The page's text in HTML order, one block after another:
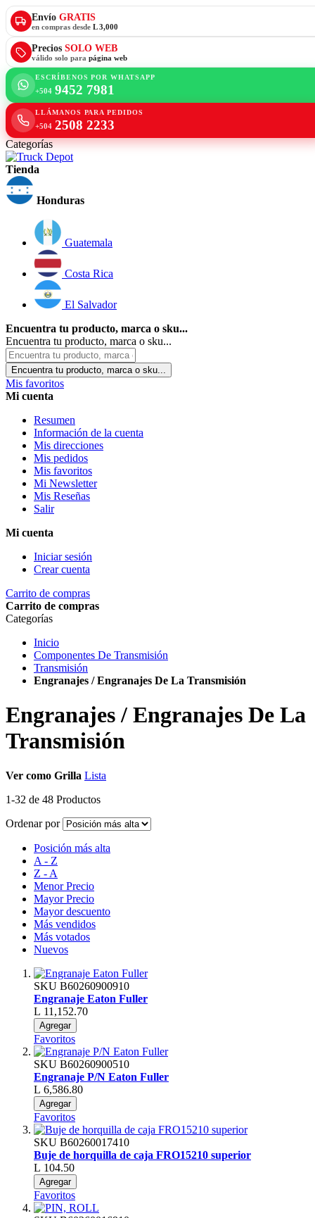
Envío GRATIS
en compras desde L 3,000
Precios SOLO WEB
válido solo para página web
ESCRÍBENOS POR WHATSAPP
+504 9452 7981
LLÁMANOS PARA PEDIDOS
+504 2508 2233
Categorías
Tienda
Honduras
Guatemala
Costa Rica
El Salvador
Encuentra tu producto, marca o sku...
Encuentra tu producto, marca o sku...
Encuentra tu producto, marca o sku...
Mis favoritos
Mi cuenta
Resumen
Información de la cuenta
Mis direcciones
Mis pedidos
Mis favoritos
Mi Newsletter
Mis Reseñas
Salir
Mi cuenta
Iniciar sesión
Crear cuenta
Carrito de compras
Carrito de compras
Categorías
Inicio
Componentes De Transmisión
Transmisión
Engranajes / Engranajes De La Transmisión
Engranajes / Engranajes De La
Transmisión
Ver como Grilla Lista
1-32 de 48 Productos
Ordenar por
Posición más alta
A - Z
Z - A
Menor Precio
Mayor Precio
Mayor descuento
Más vendidos
Más votados
Nuevos
SKU B60260900910
Engranaje Eaton Fuller
L 11,152.70
Agregar
Favoritos
SKU B60260900510
Engranaje P/N Eaton Fuller
L 6,586.80
Agregar
Favoritos
SKU B60260017410
Buje de horquilla de caja FRO15210 superior
L 104.50
Agregar
Favoritos